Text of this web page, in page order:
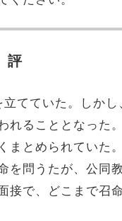
てていた。しか
ることとなった
とめられていた
問うたが、公同
で、どこまで召